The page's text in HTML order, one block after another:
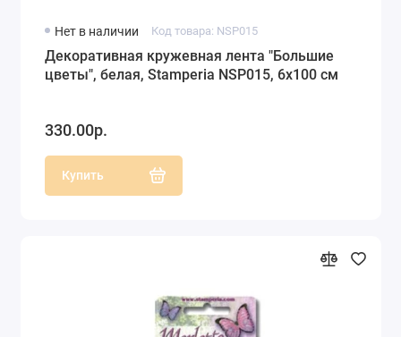
Нет в наличии Код товара: NSP015
Декоративная кружевная лента "Большие
цветы", белая, Stamperia NSP015, 6х100 см
330.00р.
Купить